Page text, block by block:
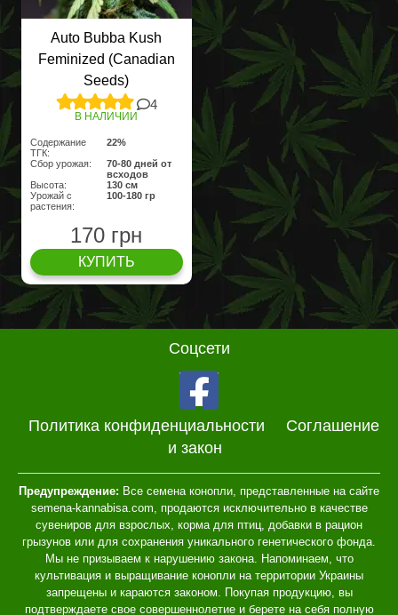
Auto Bubba Kush
Feminized (Canadian
Seeds)
4
В НАЛИЧИИ
Содержание
ТГК:
22%
Сбор урожая:
70-80 дней от
всходов
Высота:
130 cм
Урожай с
растения:
100-180 гр
170 грн
КУПИТЬ
Соцсети
Политика конфиденциальности
Соглашение
и закон
Предупреждение: Все семена конопли, представленные на сайте
semena-kannabisa.com, продаются исключительно в качестве
сувениров для взрослых, корма для птиц, добавки в рацион
грызунов или для сохранения уникального генетического фонда.
Мы не призываем к нарушению закона. Напоминаем, что
культивация и выращивание конопли на территории Украины
запрещены и караются законом. Покупая продукцию, вы
подтверждаете свое совершеннолетие и берете на себя полную